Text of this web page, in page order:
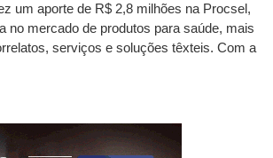
um aporte de R$ 2,8 milhões na Procsel,
no mercado de produtos para saúde, mais
serviços e soluções têxteis. Com a